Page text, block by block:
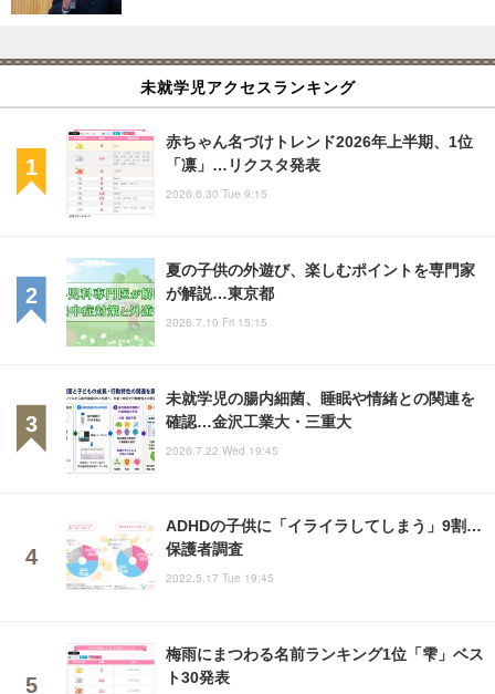
未就学児アクセスランキング
赤ちゃん名づけトレンド2026年上半期、1位
「凛」…リクスタ発表
2026.6.30 Tue 9:15
夏の子供の外遊び、楽しむポイントを専門家
が解説…東京都
2026.7.10 Fri 15:15
未就学児の腸内細菌、睡眠や情緒との関連を
確認…金沢工業大・三重大
2026.7.22 Wed 19:45
ADHDの子供に「イライラしてしまう」9割…
保護者調査
2022.5.17 Tue 19:45
梅雨にまつわる名前ランキング1位「雫」ベス
ト30発表